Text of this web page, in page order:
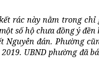
rác này nằm trong
số hộ chưa đồng ý
đán. Phường
UBND phường đã